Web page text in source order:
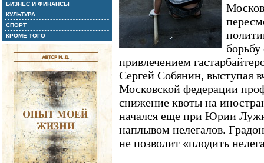
БИЗНЕС И ФИНАНСЫ
КУЛЬТУРА
СПОРТ
КРОМЕ ТОГО
привлечением
Сергей Собянин, выступая
Московской федерации
снижение квоты на
начался еще при Юрии
наплывом нелегалов.
не позволит «плодить